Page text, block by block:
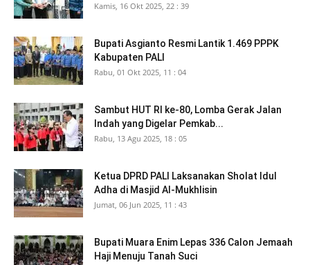
Kamis, 16 Okt 2025, 22 : 39
Bupati Asgianto Resmi Lantik 1.469 PPPK
Kabupaten PALI
Rabu, 01 Okt 2025, 11 : 04
Sambut HUT RI ke-80, Lomba Gerak Jalan
Indah yang Digelar Pemkab...
Rabu, 13 Agu 2025, 18 : 05
Ketua DPRD PALI Laksanakan Sholat Idul
Adha di Masjid Al-Mukhlisin
Jumat, 06 Jun 2025, 11 : 43
Bupati Muara Enim Lepas 336 Calon Jemaah
Haji Menuju Tanah Suci